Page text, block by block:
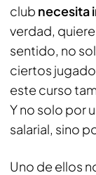
club necesita
verdad,
sentido, no
ciertos
este curso
Y no solo por
salarial, sino
Uno de ellos